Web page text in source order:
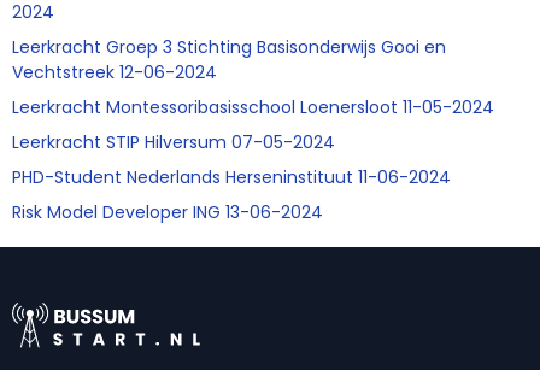
2024
Leerkracht Groep 3 Stichting Basisonderwijs Gooi en
Vechtstreek 12-06-2024
Leerkracht Montessoribasisschool Loenersloot 11-05-2024
Leerkracht STIP Hilversum 07-05-2024
PHD-Student Nederlands Herseninstituut 11-06-2024
Risk Model Developer ING 13-06-2024